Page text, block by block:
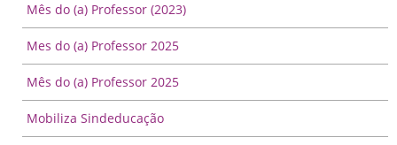
Mês do (a) Professor (2023)
Mes do (a) Professor 2025
Mês do (a) Professor 2025
Mobiliza Sindeducação